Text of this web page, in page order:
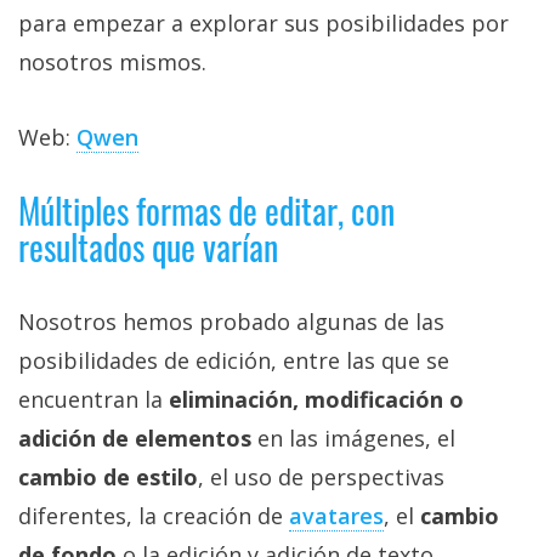
reservados.
para empezar a explorar sus posibilidades por
nosotros mismos.
Web: Qwen
Múltiples formas de editar, con
resultados que varían
Nosotros hemos probado algunas de las
posibilidades de edición, entre las que se
encuentran la eliminación, modificación o
adición de elementos en las imágenes, el
cambio de estilo, el uso de perspectivas
diferentes, la creación de avatares, el cambio